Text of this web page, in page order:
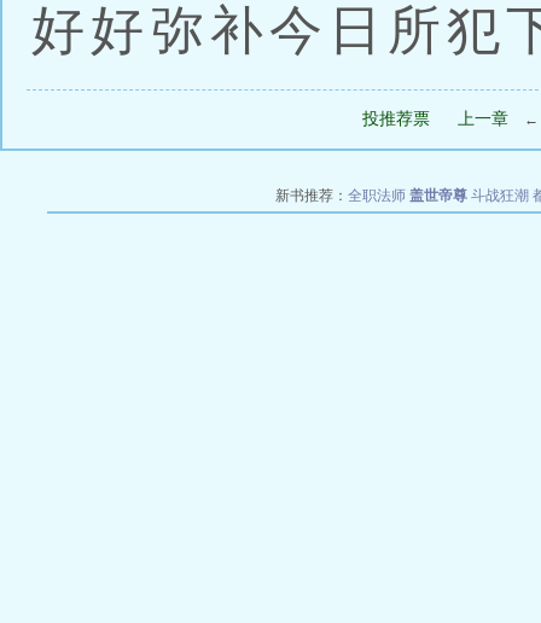
好好弥补今日所犯
投推荐票 上一章 ←
新书推荐： 全职法师 盖世帝尊 斗战狂潮